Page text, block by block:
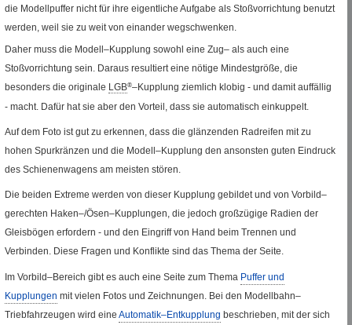
die Modellpuffer nicht für ihre eigentliche Aufgabe als Stoßvorrichtung benutzt
werden, weil sie zu weit von einander wegschwenken.
Daher muss die Modell–Kupplung sowohl eine Zug– als auch eine
Stoßvorrichtung sein. Daraus resultiert eine nötige Mindestgröße, die
besonders die originale LGB®–Kupplung ziemlich klobig - und damit auffällig
- macht. Dafür hat sie aber den Vorteil, dass sie automatisch einkuppelt.
Auf dem Foto ist gut zu erkennen, dass die glänzenden Radreifen mit zu
hohen Spurkränzen und die Modell–Kupplung den ansonsten guten Eindruck
des Schienenwagens am meisten stören.
Die beiden Extreme werden von dieser Kupplung gebildet und von Vorbild–
gerechten Haken–/Ösen–Kupplungen, die jedoch großzügige Radien der
Gleisbögen erfordern - und den Eingriff von Hand beim Trennen und
Verbinden. Diese Fragen und Konflikte sind das Thema der Seite.
Im Vorbild–Bereich gibt es auch eine Seite zum Thema Puffer und
Kupplungen mit vielen Fotos und Zeichnungen. Bei den Modellbahn–
Triebfahrzeugen wird eine Automatik–Entkupplung beschrieben, mit der sich